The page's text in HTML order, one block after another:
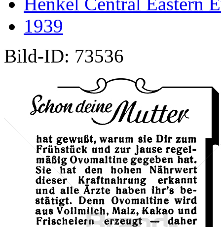
1939
Bild-ID: 73536